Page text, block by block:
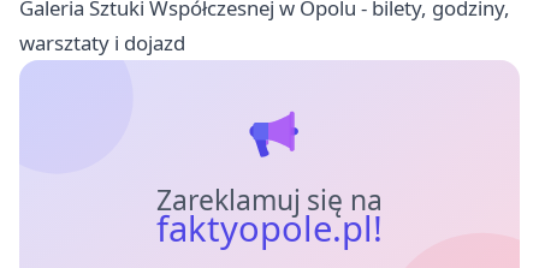
Galeria Sztuki Współczesnej w Opolu - bilety, godziny,
warsztaty i dojazd
Zareklamuj się na
faktyopole.pl!